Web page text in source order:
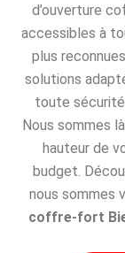
d’ouverture
accessibles à
plus
solutions
toute
Nous sommes
hauteur de
budget.
nous sommes
coffre-fort